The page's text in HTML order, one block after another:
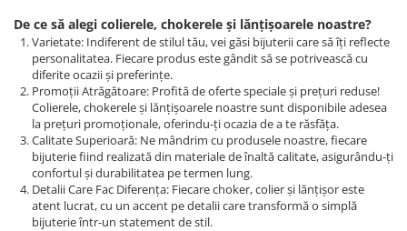
De ce să alegi colierele, chokerele și lănțișoarele noastre?
Varietate: Indiferent de stilul tău, vei găsi bijuterii care să îți reflecte
personalitatea. Fiecare produs este gândit să se potrivească cu
diferite ocazii și preferințe.
Promoții Atrăgătoare: Profită de oferte speciale și prețuri reduse!
Colierele, chokerele și lănțișoarele noastre sunt disponibile adesea
la prețuri promoționale, oferindu-ți ocazia de a te răsfăța.
Calitate Superioară: Ne mândrim cu produsele noastre, fiecare
bijuterie fiind realizată din materiale de înaltă calitate, asigurându-ți
confortul și durabilitatea pe termen lung.
Detalii Care Fac Diferența: Fiecare choker, colier și lănțișor este
atent lucrat, cu un accent pe detalii care transformă o simplă
bijuterie într-un statement de stil.